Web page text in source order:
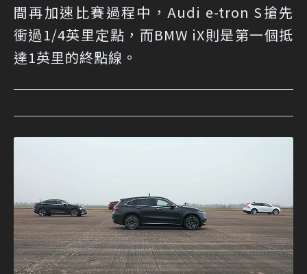
間再加速比賽過程中，Audi e-tron S搶先
衝過1/4英里定點，而BMW iX則是第一個抵
達1英里的終點線。